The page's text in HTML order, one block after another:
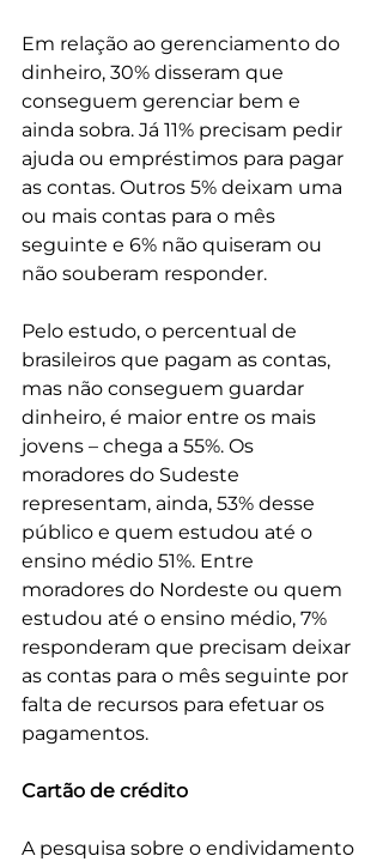
Em relação ao gerenciamento do
dinheiro, 30% disseram que
conseguem gerenciar bem e
ainda sobra. Já 11% precisam pedir
ajuda ou empréstimos para pagar
as contas. Outros 5% deixam uma
ou mais contas para o mês
seguinte e 6% não quiseram ou
não souberam responder.
Pelo estudo, o percentual de
brasileiros que pagam as contas,
mas não conseguem guardar
dinheiro, é maior entre os mais
jovens – chega a 55%. Os
moradores do Sudeste
representam, ainda, 53% desse
público e quem estudou até o
ensino médio 51%. Entre
moradores do Nordeste ou quem
estudou até o ensino médio, 7%
responderam que precisam deixar
as contas para o mês seguinte por
falta de recursos para efetuar os
pagamentos.
Cartão de crédito
A pesquisa sobre o endividamento